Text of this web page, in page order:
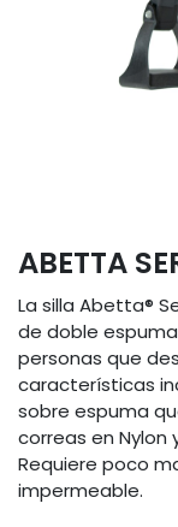
ABETTA
La silla Abetta®
de doble
personas que
características
sobre espuma
correas en Nylon
Requiere poco
impermeable.